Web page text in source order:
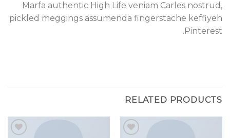
Marfa authentic High Life veniam Carles nostrud,
pickled meggings assumenda fingerstache keffiyeh
Pinterest.
RELATED PRODUCTS